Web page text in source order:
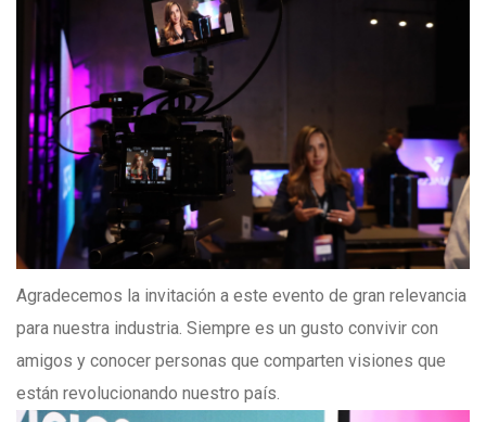
Agradecemos la invitación a este evento de gran relevancia
para nuestra industria. Siempre es un gusto convivir con
amigos y conocer personas que comparten visiones que
están revolucionando nuestro país.